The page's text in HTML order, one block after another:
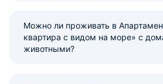
Можно ли проживать в
квартира с видом на море» с
животными?